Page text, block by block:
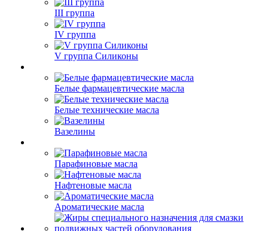
III группа
IV группа
V группа Силиконы
Белые фармацевтические масла
Белые технические масла
Вазелины
Парафиновые масла
Нафтеновые масла
Ароматические масла